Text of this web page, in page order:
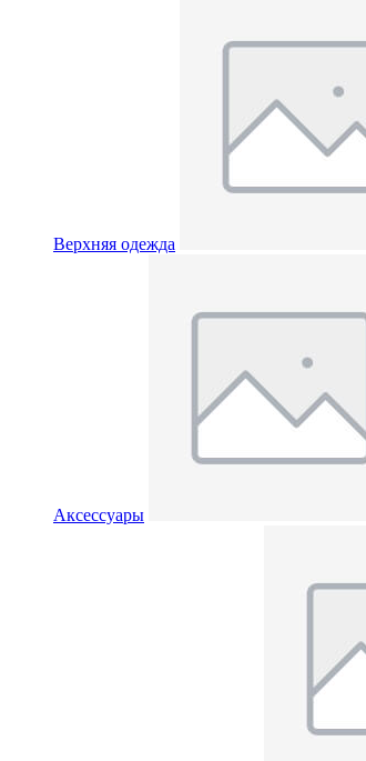
Верхняя одежда
Аксессуары